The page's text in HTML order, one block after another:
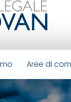
Aree di